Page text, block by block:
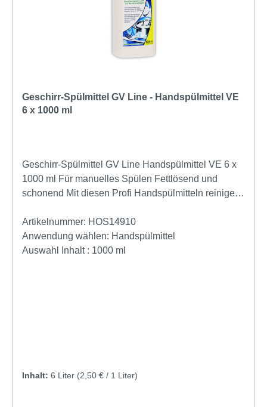
Geschirr-Spülmittel GV Line - Handspülmittel VE
6 x 1000 ml
Geschirr-Spülmittel GV Line Handspülmittel VE 6 x
1000 ml Für manuelles Spülen Fettlösend und
schonend Mit diesen Profi Handspülmitteln reinigen
zuverlässig und wirtschaftlich. Das Preisgünstiges,
umweltfreundliches Geschirrspülmittel eignet sich
auch als Neutralreiniger für Fußböden, Fenster,
Artikelnummer: HOS14910
Anwendung wählen: Handspülmittel
Auswahl Inhalt : 1000 ml
Inhalt: 6 Liter (2,50 € / 1 Liter)